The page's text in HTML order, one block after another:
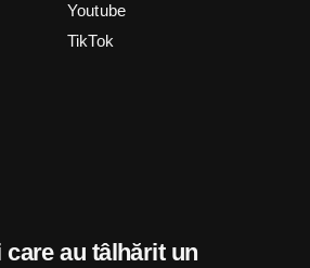
Youtube
TikTok
au tâlhărit un